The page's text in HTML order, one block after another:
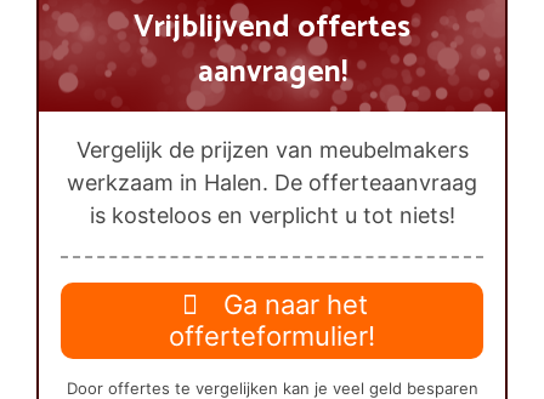
Vrijblijvend offertes
aanvragen!
Vergelijk de prijzen van meubelmakers
werkzaam in Halen. De offerteaanvraag
is kosteloos en verplicht u tot niets!
Ga naar het
offerteformulier!
Door offertes te vergelijken kan je veel geld besparen